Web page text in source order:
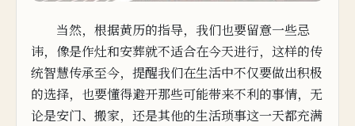
当然，根据黄历的指导，我们也要留意一些忌
讳，像是作灶和安葬就不适合在今天进行， 这样的传
统智慧传承至今，提醒我们在生活中不仅要做出积极
的选择，也要懂得避开那些可能带来不利的事情，无
论是安门、搬家，还是其他的生活琐事这一天都充满